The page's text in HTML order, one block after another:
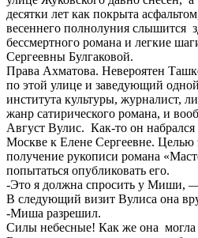
десятки лет как покрыта
весеннего полнолуния слышится
бессмертного романа и легкие
Сергеевны Булгаковой.
Права Ахматова. Невероятен
по этой улице и заведующий
института культуры, журналист,
жанр сатирического романа, и
Август Вулис. Как-то он набрался
Москве к Елене Сергеевне. Целью
получение рукописи романа
попытаться опубликовать его.
-Это я должна спросить у Миши, —
В следующий визит Вулиса она
-Миша разрешил.
Силы небесные! Как же она могла